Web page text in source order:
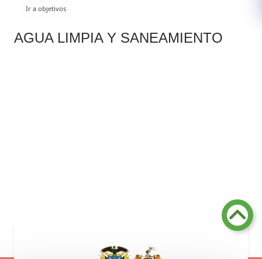
AGUA LIMPIA Y SANEAMIENTO